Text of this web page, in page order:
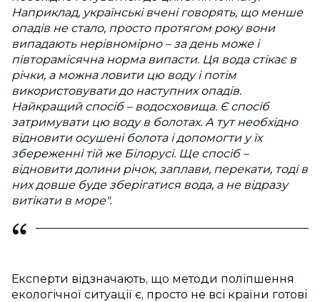
Наприклад, українські вчені говорять, що менше
опадів не стало, просто протягом року вони
випадають нерівномірно – за день може і
півторамісячна норма випасти. Ця вода стікає в
річки, а можна ловити цю воду і потім
використовувати до наступних опадів.
Найкращий спосіб – водосховища. Є спосіб
затримувати цю воду в болотах. А тут необхідно
відновити осушені болота і допомогти у їх
збереженні тій же Білорусі. Ще спосіб –
відновити долини річок, заплави, перекати, тоді в
них довше буде зберігатися вода, а не відразу
витікати в море".
Експерти відзначають, що методи поліпшення
екологічної ситуації є, просто не всі країни готові